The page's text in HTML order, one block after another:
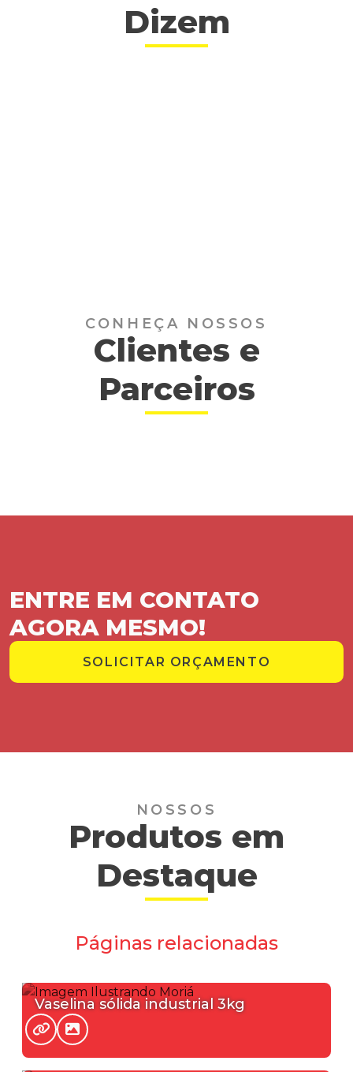
Dizem
CONHEÇA NOSSOS
Clientes e
Parceiros
ENTRE EM CONTATO
AGORA MESMO!
SOLICITAR ORÇAMENTO
NOSSOS
Produtos em
Destaque
Páginas relacionadas
Vaselina sólida industrial 3kg